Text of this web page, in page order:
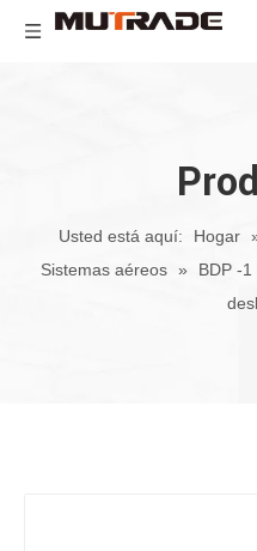
Usted está aquí: Hogar
Sistemas aéreos »
BDP -